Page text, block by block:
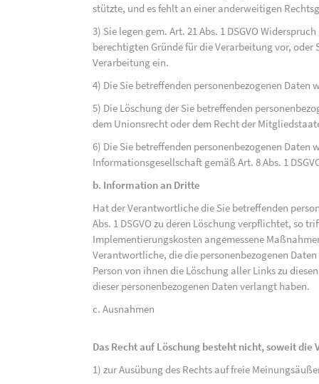
stützte, und es fehlt an einer anderweitigen
3) Sie legen gem. Art. 21 Abs. 1 DSGVO
berechtigten Gründe für die Verarbeitung vor, oder
Verarbeitung ein.
4) Die Sie betreffenden personenbezogenen
5) Die Löschung der Sie betreffenden
dem Unionsrecht oder dem Recht der
6) Die Sie betreffenden personenbezogenen Daten
Informationsgesellschaft gemäß Art. 8 Abs. 1
b. Information an Dritte
Hat der Verantwortliche die Sie betreffenden
Abs. 1 DSGVO zu deren Löschung verpflichtet, so
Implementierungskosten angemessene
Verantwortliche, die die personenbezogenen
Person von ihnen die Löschung aller Links zu
dieser personenbezogenen Daten verlangt haben.
c. Ausnahmen
Das Recht auf Löschung besteht nicht, soweit
1) zur Ausübung des Rechts auf freie